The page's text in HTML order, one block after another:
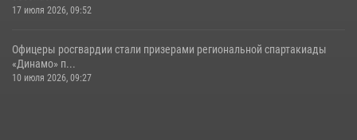
17 июля 2026, 09:52
Офицеры росгвардии стали призерами региональной спартакиады
«Динамо» п...
10 июля 2026, 09:27